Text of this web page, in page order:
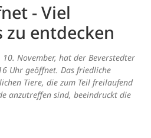
- Viel
zu entdecken
November, hat der Beverstedter
Uhr geöffnet. Das friedliche
Tiere, die zum Teil freilaufend
anzutreffen sind, beeindruckt die